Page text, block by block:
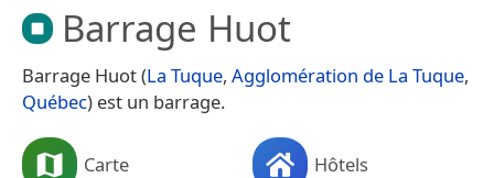
Barrage Huot
Barrage Huot (La Tuque, Agglomération de La Tuque,
Québec) est un barrage.
Carte Hôtels